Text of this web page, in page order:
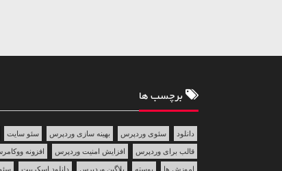
برچسب ها
دانلود سئوی وردپرس بهینه سازی وردپرس سئو سایت
قالب برای وردپرس افزایش امنیت وردپرس افزونه
اموزش ها پوسته پلاگین وردپرس دانلود اسکریپت